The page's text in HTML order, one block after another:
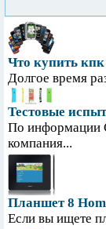
Что купить
Долгое время
Тестовые
По информации
компания...
Планшет 8
Если вы ищете